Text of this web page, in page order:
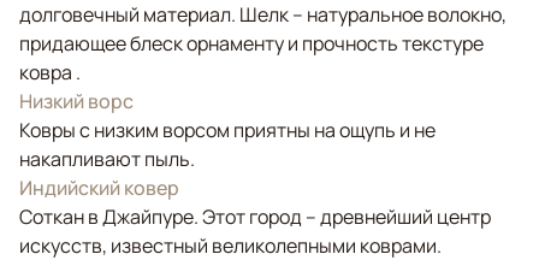
долговечный материал. Шелк – натуральное волокно,
придающее блеск орнаменту и прочность текстуре
ковра .
Низкий ворс
Ковры с низким ворсом приятны на ощупь и не
накапливают пыль.
Индийский ковер
Соткан в Джайпуре. Этот город – древнейший центр
искусств, известный великолепными коврами.